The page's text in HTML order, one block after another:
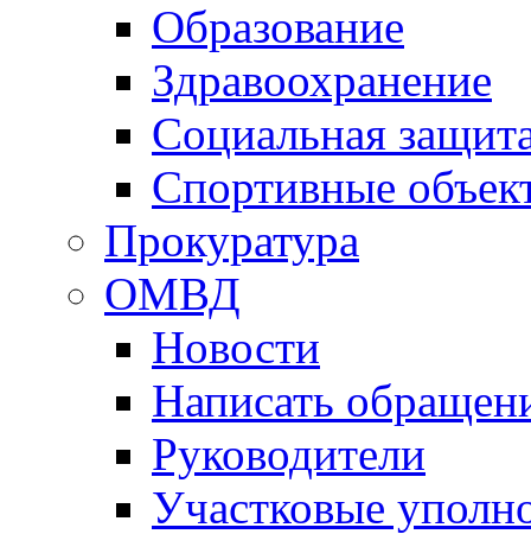
Образование
Здравоохранение
Социальная
Спортивные
Прокуратура
ОМВД
Новости
Написать
Руководители
Участковые